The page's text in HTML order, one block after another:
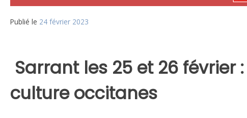
Publié le 24 février 2023
Sarrant les 25 et 26
culture occitanes